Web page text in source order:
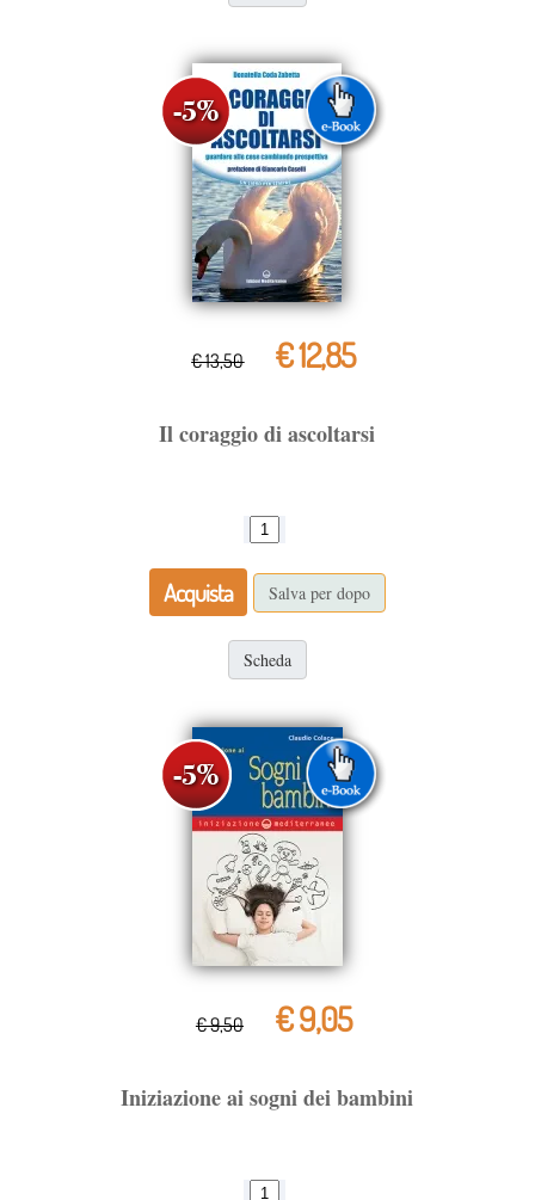
€ 13,50 € 12,85
Il coraggio di ascoltarsi
Acquista Salva per dopo
Scheda
€ 9,50 € 9,05
Iniziazione ai sogni dei bambini